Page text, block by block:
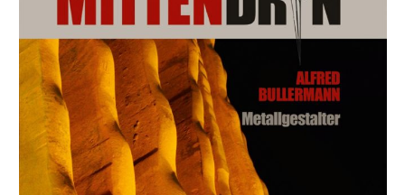
Arts and Crafts movement to exciting developments in
the craft since 1980 as makers and educators stepped up
to the challenges and positives of blacksmithing and
began to engage in constructive thinking about ways of
tackling environmental issues and climate change. The
book includes an overview of the important and
pioneering Artist Blacksmithing course at Hereford
College of Arts and an introduction to issues around
commissioning new work. Case studies by seven artist
blacksmiths at different stages in their careers brings all
these issues to life. Earth, Fire, Iron will inspire and
assist both students and established makers and open